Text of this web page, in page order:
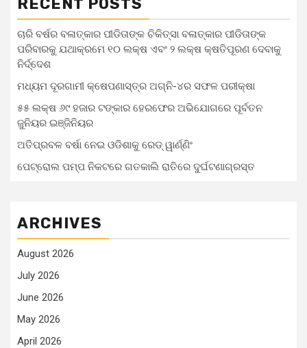
RECENT POSTS
ଚାରି ବର୍ଷର ବଳାତ୍କାର ପୀଡିତାଙ୍କ ଚିକିତ୍ସା ବଳାତ୍କାର ପୀଡିତାଙ୍କ
ପରିବାରକୁ ଯଥାକ୍ରମେ ୧୦ ଲକ୍ଷ ଏବଂ ୨ ଲକ୍ଷ କ୍ଷତିପୂରଣ ଦେବାକୁ
ନିର୍ଦ୍ଦେଶ
ମଧ୍ୟମ ଦୂରଗାମୀ କ୍ଷେପଣାସ୍ତ୍ର ଅଗ୍ନି-୪ର ସଫଳ ପରୀକ୍ଷା
୫୫ ଲକ୍ଷ ୬୯ ହଜାର ଟଙ୍କାର ହେରଫେର ଅଭିଯୋଗରେ ପୂର୍ବତନ
ଜୁନିୟର ଇଞ୍ଜିନିୟର
ଅତିପ୍ରବଳ ବର୍ଷା ନେଇ ଓଡିଶାକୁ ରେଡ୍ ୱାର୍ଣ୍ଣିଂ
ପେଟ୍ରୋଲ ପମ୍ପ ନିକଟରେ ଗତକାଲି ରାତିରେ ଦୁର୍ଘଟଣାଗ୍ରସ୍ତ
ARCHIVES
August 2026
July 2026
June 2026
May 2026
April 2026